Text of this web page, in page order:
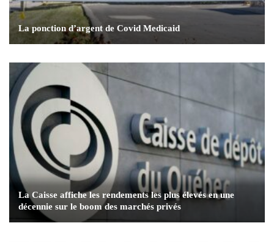
La ponction d’argent de Covid Medicaid
La Caisse affiche les rendements les plus élevés en une
décennie sur le boom des marchés privés